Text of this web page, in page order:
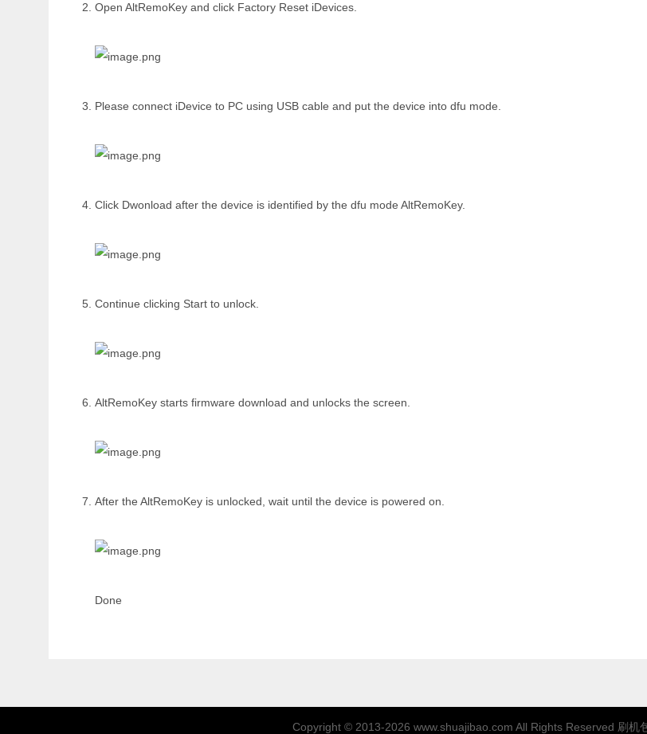
Open AltRemoKey and click Factory Reset iDevices.
Please connect iDevice to PC using USB cable and put the device into dfu mode.
Click Dwonload after the device is identified by the dfu mode AltRemoKey.
Continue clicking Start to unlock.
AltRemoKey starts firmware download and unlocks the screen.
After the AltRemoKey is unlocked, wait until the device is powered on.
Done
Copyright © 2013-2026 www.shuajibao.com All Rights Reserved 刷机